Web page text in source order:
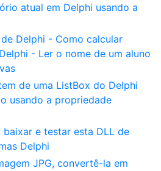
atual em Delphi usando a
Delphi - Como calcular
- Ler o nome de um aluno
de uma ListBox do Delphi
usando a propriedade
baixar e testar esta DLL de
Delphi
JPG, convertê-la em